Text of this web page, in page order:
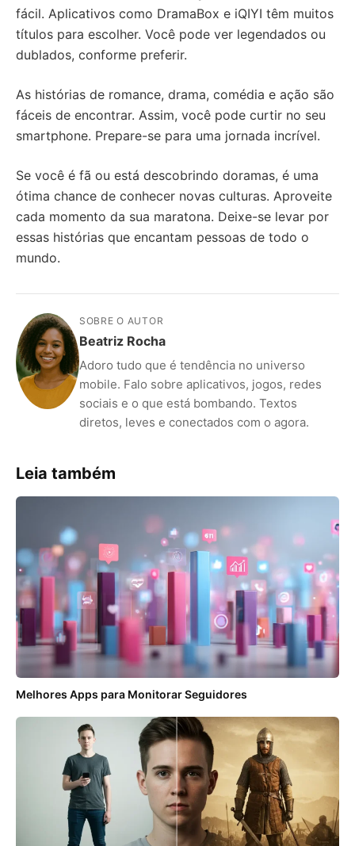
fácil. Aplicativos como DramaBox e iQIYI têm muitos
títulos para escolher. Você pode ver legendados ou
dublados, conforme preferir.
As histórias de romance, drama, comédia e ação são
fáceis de encontrar. Assim, você pode curtir no seu
smartphone. Prepare-se para uma jornada incrível.
Se você é fã ou está descobrindo doramas, é uma
ótima chance de conhecer novas culturas. Aproveite
cada momento da sua maratona. Deixe-se levar por
essas histórias que encantam pessoas de todo o
mundo.
SOBRE O AUTOR
Beatriz Rocha
Adoro tudo que é tendência no universo
mobile. Falo sobre aplicativos, jogos, redes
sociais e o que está bombando. Textos
diretos, leves e conectados com o agora.
Leia também
Melhores Apps para Monitorar Seguidores